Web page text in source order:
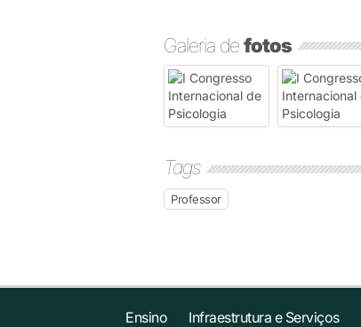
Galeria defotos
Tags
Professor
Ensino Infraestrutura e Serviços